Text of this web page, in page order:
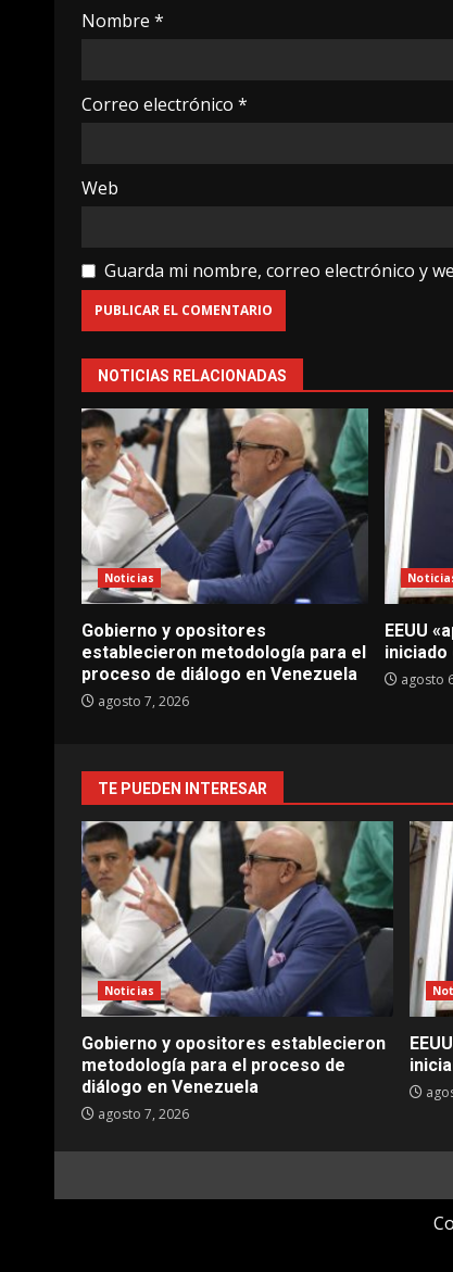
Nombre *
Correo electrónico *
Web
Guarda mi nombre, correo electrónico y
NOTICIAS RELACIONADAS
Noticias
Gobierno y opositores
establecieron metodología para el
proceso de diálogo en Venezuela
agosto 7, 2026
EEUU
iniciado
agosto
TE PUEDEN INTERESAR
Noticias
Gobierno y opositores establecieron
metodología para el proceso de
diálogo en Venezuela
agosto 7, 2026